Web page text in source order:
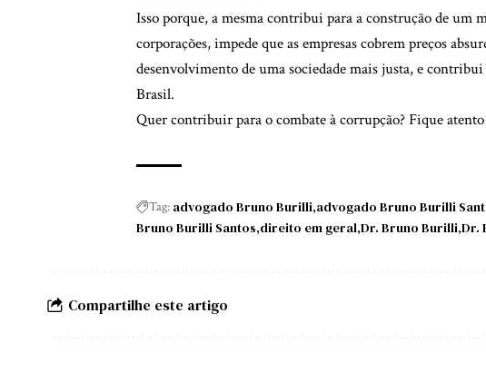
Isso porque, a mesma contribui para a construção de um
corporações, impede que as empresas cobrem preços
desenvolvimento de uma sociedade mais justa, e
Brasil.
Quer contribuir para o combate à corrupção? Fique
Tag: advogado Bruno Burilli advogado Bruno Burilli
Bruno Burilli Santos direito em geral Dr. Bruno Burilli Dr.
Compartilhe este artigo